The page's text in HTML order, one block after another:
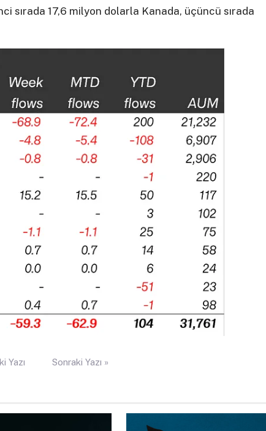
sırada 17,6 milyon dolarla Kanada, üçüncü sırada
Yazı Sonraki Yazı »